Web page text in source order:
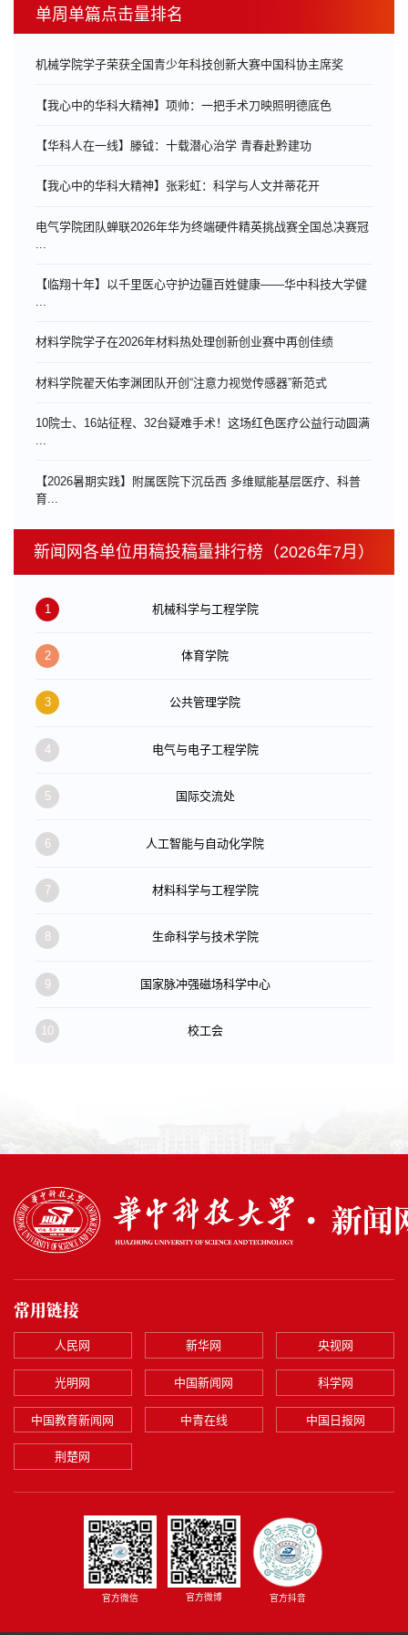
单周单篇点击量排名
机械学院学子荣获全国青少年科技创新大赛中国科协主席奖
【我心中的华科大精神】项帅：一把手术刀映照明德底色
【华科人在一线】滕钺：十载潜心治学 青春赴黔建功
【我心中的华科大精神】张彩虹：科学与人文并蒂花开
电气学院团队蝉联2026年华为终端硬件精英挑战赛全国总决赛冠
【临翔十年】以千里医心守护边疆百姓健康——华中科技大学健
...
材料学院学子在2026年材料热处理创新创业赛中再创佳绩
材料学院翟天佑李渊团队开创“注意力视觉传感器”新范式
10院士、16站征程、32台疑难手术！这场红色医疗公益行动圆满
...
【2026暑期实践】附属医院下沉岳西 多维赋能基层医疗、科普
育...
新闻网各单位用稿投稿量排行榜（2026年7月）
1 机械科学与工程学院
2 体育学院
3 公共管理学院
4 电气与电子工程学院
5 国际交流处
6 人工智能与自动化学院
7 材料科学与工程学院
8 生命科学与技术学院
9 国家脉冲强磁场科学中心
10 校工会
常用链接
人民网 新华网 央视网
光明网 中国新闻网 科学网
中国教育新闻网 中青在线 中国日报网
荆楚网
官方微信 官方微博 官方抖音